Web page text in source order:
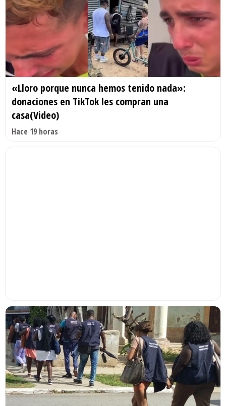
«Lloro porque nunca hemos tenido nada»:
donaciones en TikTok les compran una
casa(Video)
Hace 19 horas